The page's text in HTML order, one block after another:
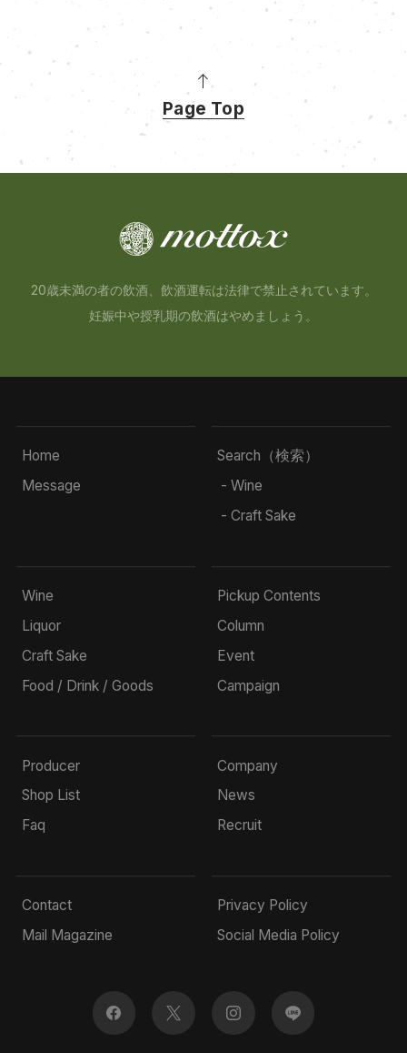
Page Top
20歳未満の者の飲酒、飲酒運転は法律で禁止されています。
妊娠中や授乳期の飲酒はやめましょう。
Home
Message
Search（検索）
- Wine
- Craft Sake
Wine
Liquor
Craft Sake
Food / Drink / Goods
Pickup Contents
Column
Event
Campaign
Producer
Shop List
Faq
Company
News
Recruit
Contact
Mail Magazine
Privacy Policy
Social Media Policy